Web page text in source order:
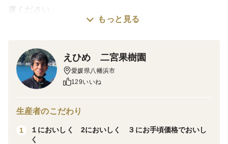
慮ください
不揃いでも毎年1.000箱売れる人気アイテム
①ワックス不使用
③サイズ不揃いにすることで驚きの価格を実現
もっと見る
えひめ 二宮果樹園
愛媛県八幡浜市
129いいね
生産者のこだわり
1
１においしく 2においしく ３にお手頃価格でおいし
く